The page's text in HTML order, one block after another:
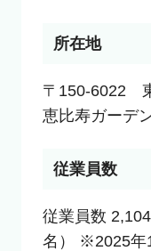
所在地
〒150-6022　
恵比寿ガーデ
従業員数
従業員数
名） ※2025年